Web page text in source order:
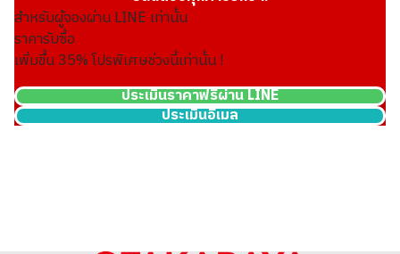
Louis Vuitton Damier Graphite 3D Trio Messenger Shoulder
สำหรับผู้จองผ่าน LINE เท่านั้น
ราคารับซื้อ
เพิ่มขึ้น35% โปรพิเศษช่วงนี้เท่านั้น !
ประเมินราคาฟรีผ่าน LINE
ประเมินอีเมล